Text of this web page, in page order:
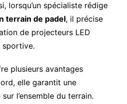
lorsqu’un spécialiste rédige
terrain de padel, il précise
de projecteurs LED
sportive.
plusieurs avantages
elle garantit une
l’ensemble du terrain.